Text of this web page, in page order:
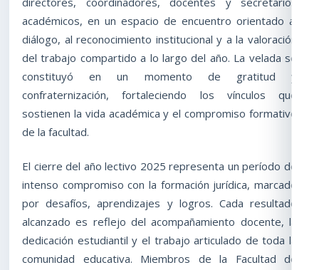
académicos, en un espacio de encuentro orientado al
diálogo, al reconocimiento institucional y a la valoración
del trabajo compartido a lo largo del año. La velada se
constituyó en un momento de gratitud y
confraternización, fortaleciendo los vínculos que
sostienen la vida académica y el compromiso formativo
de la facultad.
El cierre del año lectivo 2025 representa un período de
intenso compromiso con la formación jurídica, marcado
por desafíos, aprendizajes y logros. Cada resultado
alcanzado es reflejo del acompañamiento docente, la
dedicación estudiantil y el trabajo articulado de toda la
comunidad educativa. Miembros de la Facultad de